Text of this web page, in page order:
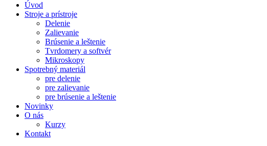
Úvod
Stroje a prístroje
Delenie
Zalievanie
Brúsenie a leštenie
Tvrdomery a softvér
Mikroskopy
Spotrebný materiál
pre delenie
pre zalievanie
pre brúsenie a leštenie
Novinky
O nás
Kurzy
Kontakt